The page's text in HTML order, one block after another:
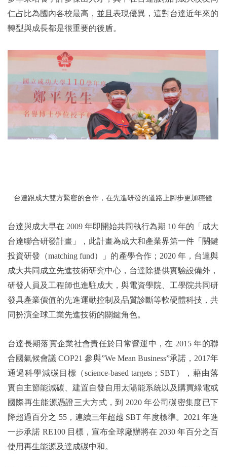
仁占比為國內各校最高，並且表現優異，這對台達近年來的
轉型與成長都是很重要的後盾。
台達跟成大雙方緊密的合作，在先進研發的道路上腳步更加穩健
台達與成大早在 2009 年即開始共同執行為期 10 年的「成大
台達聯合研發計畫」，此計畫為成大和產業界第一件「關鍵
投資研發（matching fund）」的產學合作；2020 年，台達與
成大共同成立先進技術研究中心，台達除提供實驗設備外，
研發人員及工程師也進駐成大，與電資學院、工學院共同研
發具產業價值的先進運動控制及品質診斷等軟硬體科技，共
同扮演全球工業先進技術的關鍵角色。
台達長期落實企業社會責任於日常營運中，在 2015 年的聯
合國氣候會議 COP21 參與”We Mean Business”承諾，2017年
通過科學減碳目標（science-based targets；SBT），藉由落
實自主節能減碳、建置自發自用太陽能系統以及購買綠電或
國際再生能源憑證三大方式，到 2020 年公司碳密集度已下
降超過百分之 55，連續三年超越 SBT 年度標準。2021 年進
一步承諾 RE100 目標，宣布全球廠辦將在 2030 年百分之百
使用再生能源及達成碳中和。